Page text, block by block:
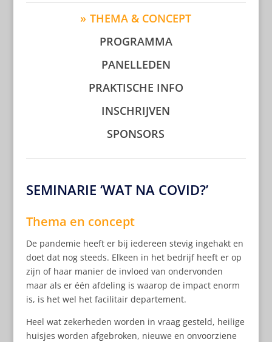
THEMA & CONCEPT
PROGRAMMA
PANELLEDEN
PRAKTISCHE INFO
INSCHRIJVEN
SPONSORS
SEMINARIE ‘WAT NA COVID?’
Thema en concept
De pandemie heeft er bij iedereen stevig ingehakt en
doet dat nog steeds. Elkeen in het bedrijf heeft er op
zijn of haar manier de invloed van ondervonden
maar als er één afdeling is waarop de impact enorm
is, is het wel het facilitair departement.
Heel wat zekerheden worden in vraag gesteld, heilige
huisjes worden afgebroken, nieuwe en onvoorziene